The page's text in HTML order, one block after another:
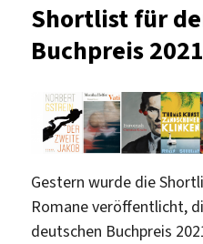
Shortlist für
Buchpreis
Gestern wurde die
Romane veröffentlicht,
deutschen Buchpreis